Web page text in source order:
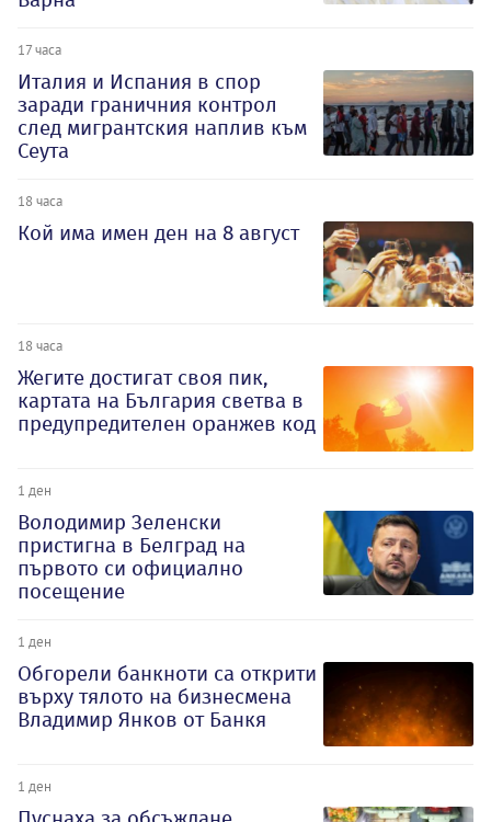
17 часа
Италия и Испания в спор
заради граничния контрол
след мигрантския наплив към
Сеута
18 часа
Кой има имен ден на 8 август
18 часа
Жегите достигат своя пик,
картата на България светва в
предупредителен оранжев код
1 ден
Володимир Зеленски
пристигна в Белград на
първото си официално
посещение
1 ден
Обгорели банкноти са открити
върху тялото на бизнесмена
Владимир Янков от Банкя
1 ден